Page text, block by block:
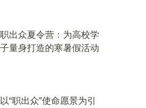
职出众夏令营：为高校学
子量身打造的寒暑假活动
以“职出众”使命愿景为引